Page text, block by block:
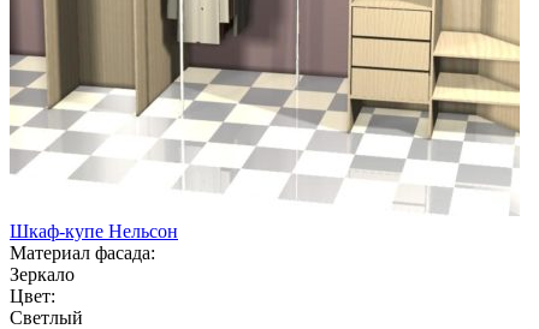
Шкаф-купе Нельсон
Материал фасада:
Зеркало
Цвет:
Светлый